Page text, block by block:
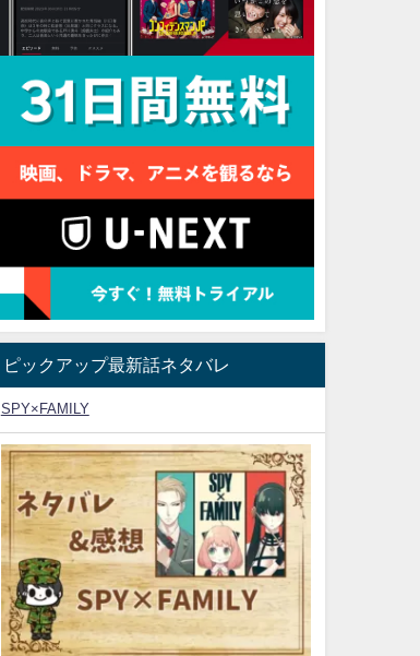
ピックアップ最新話ネタバレ
SPY×FAMILY